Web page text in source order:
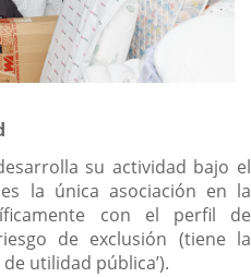
su actividad bajo el
es la única asociación en la
con el perfil de
de exclusión (tiene la
utilidad pública’).